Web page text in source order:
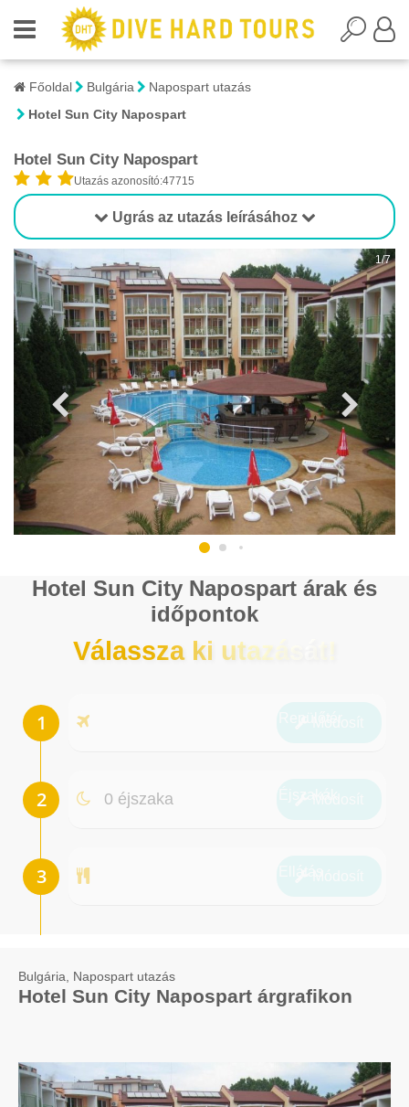
Főoldal Bulgária
Napospart utazás
Hotel Sun City Napospart
Hotel Sun City Napospart
Utazás azonosító:47715
Ugrás az utazás leírásához
1/7
Hotel Sun City Napospart árak és
időpontok
Válassza ki utazását!
0 éjszaka
Bulgária, Napospart utazás
Hotel Sun City Napospart árgrafikon